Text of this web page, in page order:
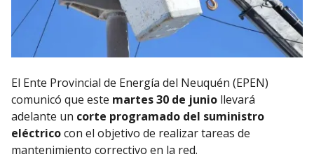
El Ente Provincial de Energía del Neuquén (EPEN)
comunicó que este martes 30 de junio llevará
adelante un corte programado del suministro
eléctricocon el objetivo de realizar tareas de
mantenimiento correctivo en la red.